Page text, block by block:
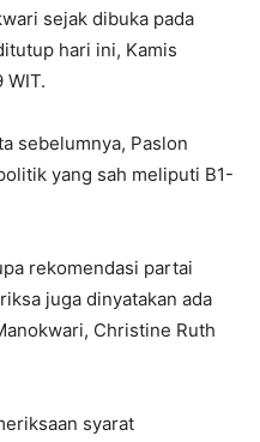
sejak dibuka pada
hari ini, Kamis
sebelumnya, Paslon
yang sah meliputi B1-
rekomendasi partai
juga dinyatakan ada
Christine Ruth
syarat